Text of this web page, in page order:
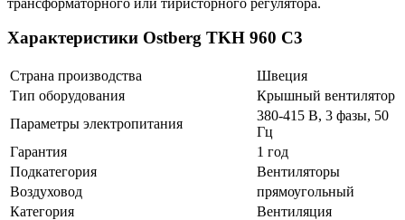
Характеристики Ostberg TKH 960 C3
Страна производства
Швеция
Тип оборудования
Крышный вентилятор
Параметры электропитания
380-415 В, 3 фазы, 50
Гц
Гарантия
1 год
Подкатегория
Вентиляторы
Воздуховод
прямоугольный
Категория
Вентиляция